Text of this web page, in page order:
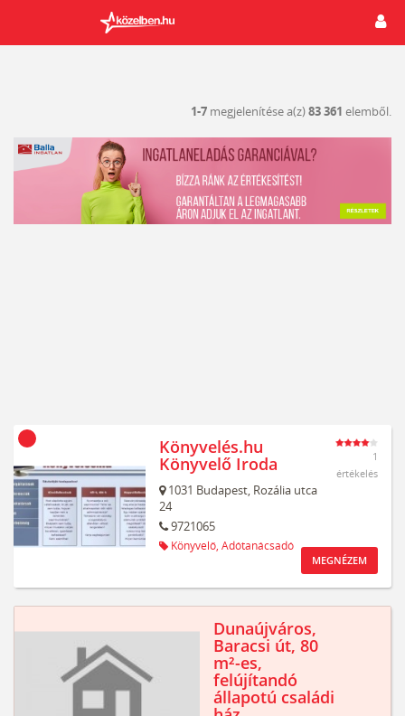
1-7 megjelenítése a(z)83 361 elemből.
Könyvelés.hu
Könyvelő Iroda
1031 Budapest, Rozália utca
24
9721065
Könyvelő, Adótanácsadó
1
értékelés
MEGNÉZEM
Dunaújváros,
Baracsi út, 80
m²-es,
felújítandó
állapotú családi